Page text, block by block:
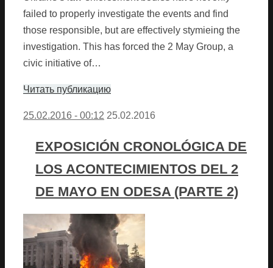
failed to properly investigate the events and find
those responsible, but are effectively stymieing the
investigation. This has forced the 2 May Group, a
civic initiative of…
Читать публикацию
25.02.2016 - 00:12 25.02.2016
EXPOSICIÓN CRONOLÓGICA DE
LOS ACONTECIMIENTOS DEL 2
DE MAYO EN ODESA (PARTE 2)